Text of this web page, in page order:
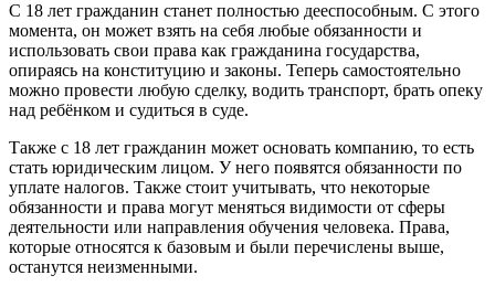
С 18 лет гражданин станет полностью дееспособным. С этого
момента, он может взять на себя любые обязанности и
использовать свои права как гражданина государства,
опираясь на конституцию и законы. Теперь самостоятельно
можно провести любую сделку, водить транспорт, брать опеку
над ребёнком и судиться в суде.
Также с 18 лет гражданин может основать компанию, то есть
стать юридическим лицом. У него появятся обязанности по
уплате налогов. Также стоит учитывать, что некоторые
обязанности и права могут меняться видимости от сферы
деятельности или направления обучения человека. Права,
которые относятся к базовым и были перечислены выше,
останутся неизменными.